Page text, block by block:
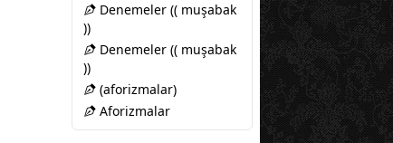
Denemeler (( muşabak
))
Denemeler (( muşabak
))
(aforizmalar)
Aforizmalar